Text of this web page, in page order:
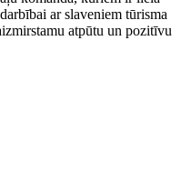
ar slaveniem tūrisma
atpūtu un pozitīvu